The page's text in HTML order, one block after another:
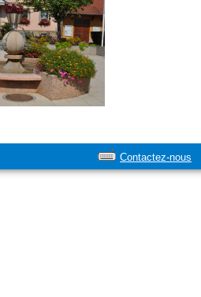
Contactez-nous